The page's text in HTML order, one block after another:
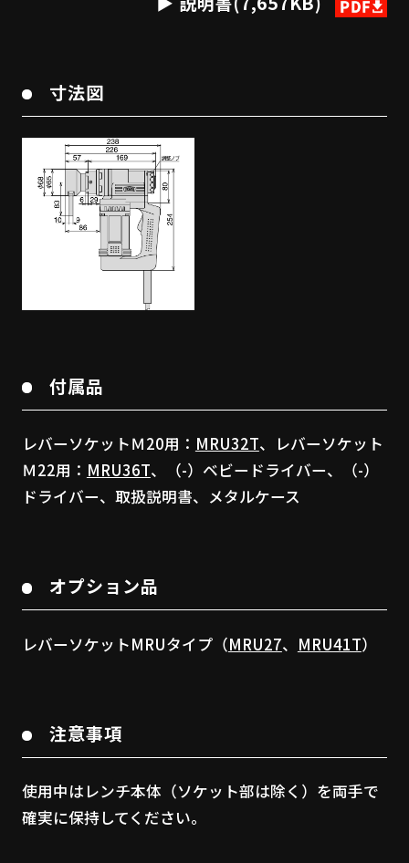
寸法図
付属品
レバーソケットＭ20用： MRU32T、レバーソケット
Ｍ22用： MRU36T、（-）ベビードライバー、（-）
ドライバー、取扱説明書、メタルケース
オプション品
レバーソケットMRUタイプ（MRU27、 MRU41T）
注意事項
使用中はレンチ本体（ソケット部は除く）を両手で
確実に保持してください。